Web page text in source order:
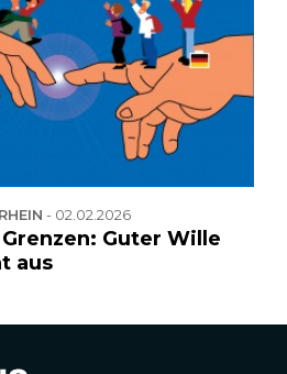
- 02.02.2026
Guter Wille
aus